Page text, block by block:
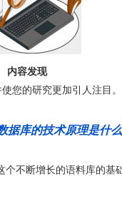
内容发现
您的研究更加引人注目。
据库的技术原理是什
不断增长的语料库的